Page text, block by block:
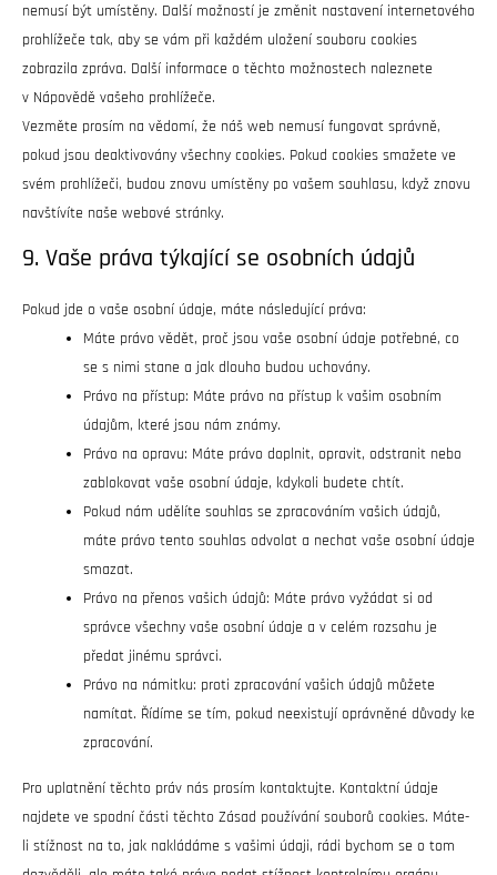
nemusí být umístěny. Další možností je změnit nastavení internetového
prohlížeče tak, aby se vám při každém uložení souboru cookies
zobrazila zpráva. Další informace o těchto možnostech naleznete
v Nápovědě vašeho prohlížeče.
Vezměte prosím na vědomí, že náš web nemusí fungovat správně,
pokud jsou deaktivovány všechny cookies. Pokud cookies smažete ve
svém prohlížeči, budou znovu umístěny po vašem souhlasu, když znovu
navštívíte naše webové stránky.
9. Vaše práva týkající se osobních údajů
Pokud jde o vaše osobní údaje, máte následující práva:
Máte právo vědět, proč jsou vaše osobní údaje potřebné, co
se s nimi stane a jak dlouho budou uchovány.
Právo na přístup: Máte právo na přístup k vašim osobním
údajům, které jsou nám známy.
Právo na opravu: Máte právo doplnit, opravit, odstranit nebo
zablokovat vaše osobní údaje, kdykoli budete chtít.
Pokud nám udělíte souhlas se zpracováním vašich údajů,
máte právo tento souhlas odvolat a nechat vaše osobní údaje
smazat.
Právo na přenos vašich údajů: Máte právo vyžádat si od
správce všechny vaše osobní údaje a v celém rozsahu je
předat jinému správci.
Právo na námitku: proti zpracování vašich údajů můžete
namítat. Řídíme se tím, pokud neexistují oprávněné důvody ke
zpracování.
Pro uplatnění těchto práv nás prosím kontaktujte. Kontaktní údaje
najdete ve spodní části těchto Zásad používání souborů cookies. Máte-
li stížnost na to, jak nakládáme s vašimi údaji, rádi bychom se o tom